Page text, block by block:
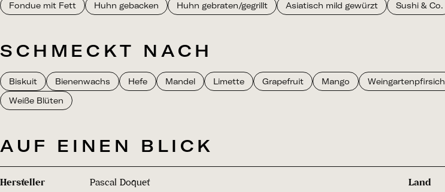
Fondue mit Fett
Huhn gebacken Huhn gebraten/gegrillt Asiatisch mild gewürzt Sushi & Co.
SCHMECKT NACH
Biskuit Bienenwachs Hefe Mandel Limette Grapefruit Mango Weingartenpfirsich
Weiße Blüten
AUF EINEN BLICK
Hersteller Pascal Doquet Land